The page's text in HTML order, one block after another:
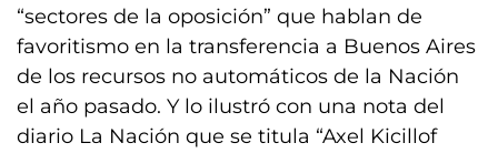
“sectores de la oposición” que hablan de
favoritismo en la transferencia a Buenos Aires
de los recursos no automáticos de la Nación
el año pasado. Y lo ilustró con una nota del
diario La Nación que se titula “Axel Kicillof